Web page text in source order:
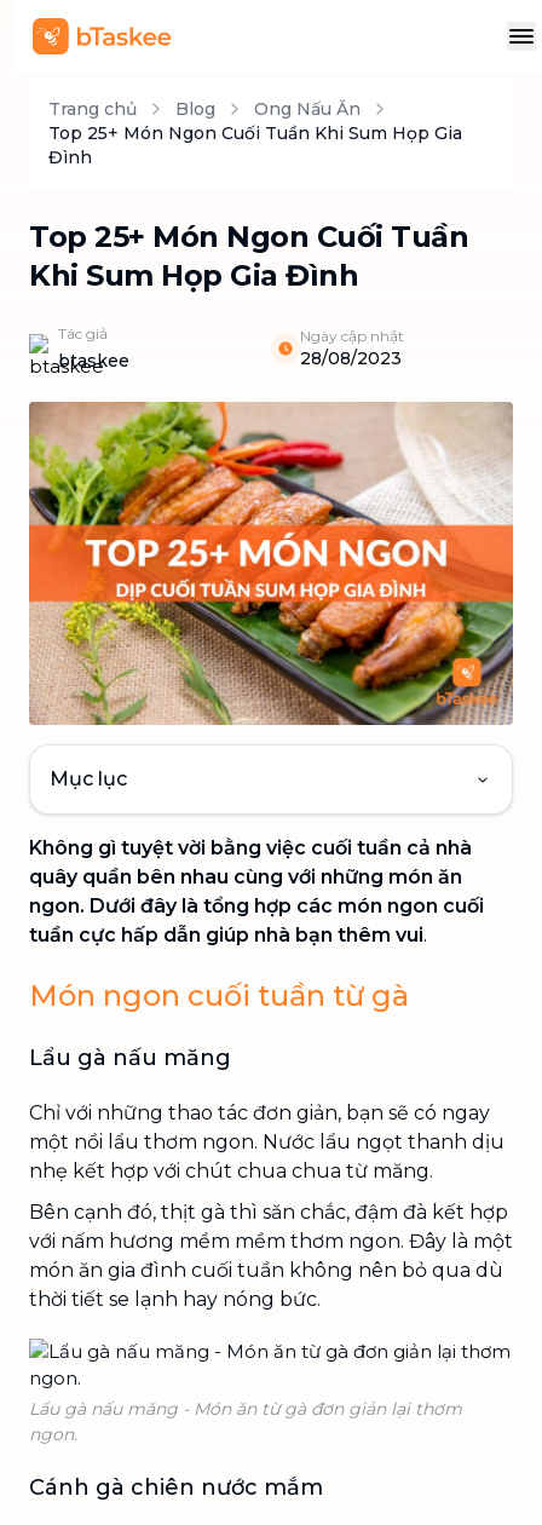
Trang chủ Blog
Ong Nấu Ăn
Top 25+ Món Ngon Cuối Tuần Khi Sum Họp Gia
Đình
Top 25+ Món Ngon Cuối Tuần
Khi Sum Họp Gia Đình
Tác giả
btaskee
Ngày cập nhật
28/08/2023
Mục lục
Không gì tuyệt vời bằng việc cuối tuần cả nhà
quây quần bên nhau cùng với những món ăn
ngon. Dưới đây là tổng hợp các món ngon cuối
tuần cực hấp dẫn giúp nhà bạn thêm vui.
Món ngon cuối tuần từ gà
Lẩu gà nấu măng
Chỉ với những thao tác đơn giản, bạn sẽ có ngay
một nồi lẩu thơm ngon. Nước lẩu ngọt thanh dịu
nhẹ kết hợp với chút chua chua từ măng.
Bên cạnh đó, thịt gà thì săn chắc, đậm đà kết hợp
với nấm hương mềm mềm thơm ngon. Đây là một
món ăn gia đình cuối tuần không nên bỏ qua dù
thời tiết se lạnh hay nóng bức.
Lẩu gà nấu măng - Món ăn từ gà đơn giản lại thơm
ngon.
Cánh gà chiên nước mắm